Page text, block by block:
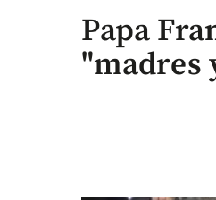
Papa
"madres